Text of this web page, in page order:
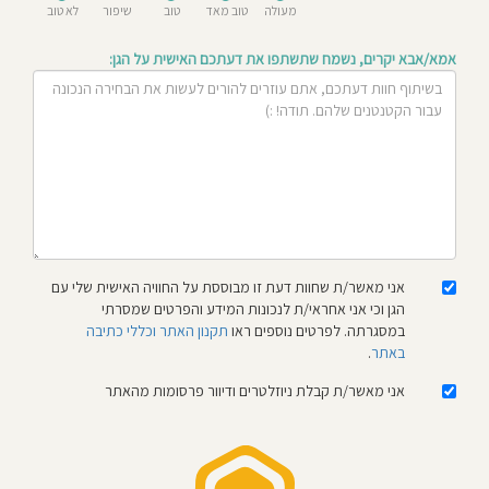
מעולה טוב מאד טוב
שיפור
לא טוב
אמא/אבא יקרים, נשמח שתשתפו את דעתכם האישית על הגן:
אני מאשר/ת שחוות דעת זו מבוססת על החוויה האישית שלי עם
הגן וכי אני אחראי/ת לנכונות המידע והפרטים שמסרתי
במסגרתה. לפרטים נוספים ראו תקנון האתר וכללי כתיבה
באתר.
אני מאשר/ת קבלת ניוזלטרים ודיוור פרסומות מהאתר